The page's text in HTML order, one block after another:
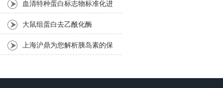
血清特种蛋白标志物标准化进
程
大鼠组蛋白去乙酰化酶
（HDAC）ELISA试剂盒使用
上海沪鼎为您解析胰岛素的保